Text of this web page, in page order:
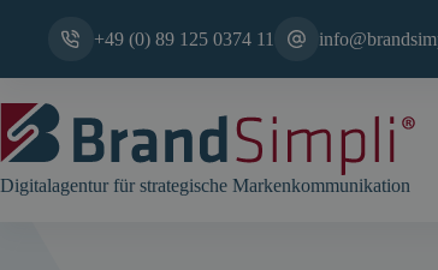
+49 (0) 89 125 0374 11
Digitalagentur für strategische Markenkommunikation